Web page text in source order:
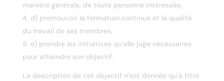
manière générale, de toute personne intéressée,
d) promouvoir la formation continue et la qualité
du travail de ses membres,
e) prendre les initiatives qu’elle juge nécessaires
pour atteindre son objectif.
La description de cet objectif n’est donnée qu’à titre